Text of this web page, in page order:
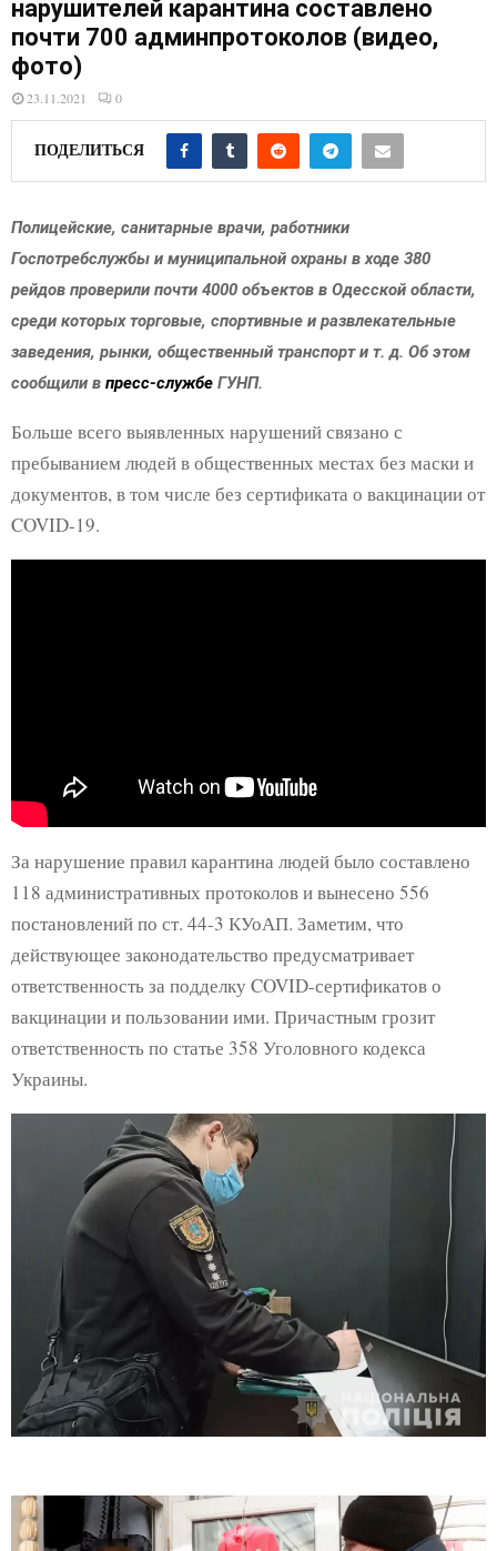
E
N
U
нарушителей карантина составлено
почти 700 админпротоколов (видео,
фото)
23.11.2021 0
ПОДЕЛИТЬСЯ
Полицейские, санитарные врачи, работники
Госпотребслужбы и муниципальной охраны в ходе 380
рейдов проверили почти 4000 объектов в Одесской области,
среди которых торговые, спортивные и развлекательные
заведения, рынки, общественный транспорт и т. д. Об этом
сообщили в пресс-службе ГУНП.
Больше всего выявленных нарушений связано с
пребыванием людей в общественных местах без маски и
документов, в том числе без сертификата о вакцинации от
COVID-19.
За нарушение правил карантина людей было составлено
118 административных протоколов и вынесено 556
постановлений по ст. 44-3 КУоАП. Заметим, что
действующее законодательство предусматривает
ответственность за подделку COVID-сертификатов о
вакцинации и пользовании ими. Причастным грозит
ответственность по статье 358 Уголовного кодекса
Украины.